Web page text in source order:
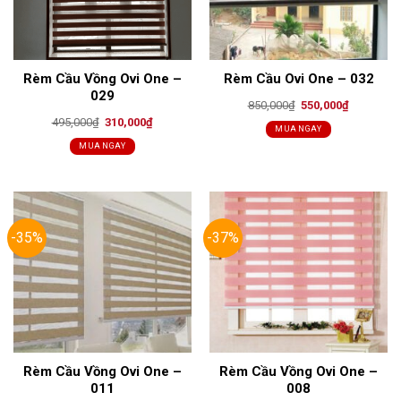
Rèm Cầu Vồng Ovi One –
029
495,000₫ Original
was:
495,000₫.
310,000₫Current
MUA NGAY
Rèm Cầu Ovi One – 032
850,000₫ Original
was:
850,000₫.
550,000₫Current
MUA NGAY
-35%
Rèm Cầu Vồng Ovi One –
011
-37%
Rèm Cầu Vồng Ovi One –
008